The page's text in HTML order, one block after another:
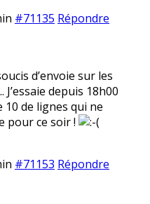
#71135 Répondre
d’envoie sur les
depuis 18h00
10 de lignes qui ne
pour ce soir !
#71153 Répondre